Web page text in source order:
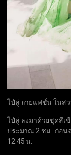
ไป๋ลู่ ถ่ายแฟชั่น ในสว
ไป๋ลู่ ลงมาด้วยชุดสีเ
ประมาณ 2 ชม. ก่อน
12.45 น.